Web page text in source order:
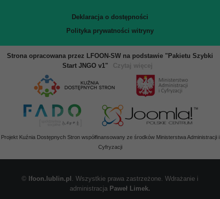
Deklaracja o dostępności
Polityka prywatności witryny
Strona opracowana przez LFOON-SW na podstawie "Pakietu Szybki
Start JNGO v1"
Czytaj więcej
Projekt Kuźnia Dostępnych Stron współfinansowany ze środków Ministerstwa Administracji i
Cyfryzacji
© lfoon.lublin.pl . Wszystkie prawa zastrzeżone. Wdrażanie i
administracja Paweł Limek.